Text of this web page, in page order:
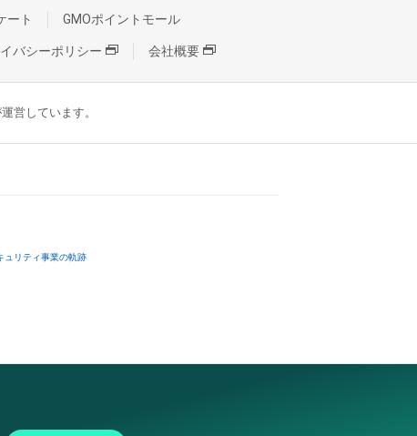
ート GMOポイントモール
バシーポリシー 会社概要
営しています。
ュリティ事業の軌跡